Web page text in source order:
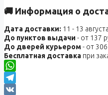
🚚 Информация о
Дата доставки: 11 - 13
До пунктов выдачи - от 137
До дверей курьером - от
Бесплатная доставка при
WhatsApp
Telegram